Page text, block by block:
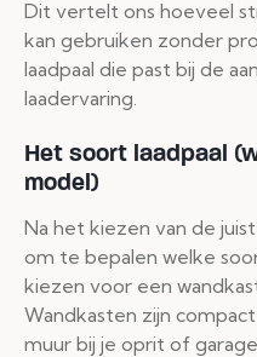
Dit vertelt ons hoeveel
kan gebruiken zonder
laadpaal die past bij de
laadervaring.
Het soort laadpaal
model)
Na het kiezen van de
om te bepalen welke
kiezen voor een
Wandkasten zijn
muur bij je oprit of